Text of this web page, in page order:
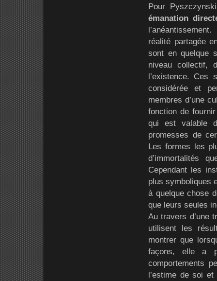
Pour
émanation
réalité partagée
sont en quelque
niveau collectif,
l’existence. Ces
considérée et
membres d’une
fonction de
qui est valable
promesses de
Les formes les
d’immortalités
Cependant les
plus symboliques
à quelque chose
que leurs seules
Au travers d’une
utilisent les
montrer que
façons, elle a
comportements
l’estime de soi